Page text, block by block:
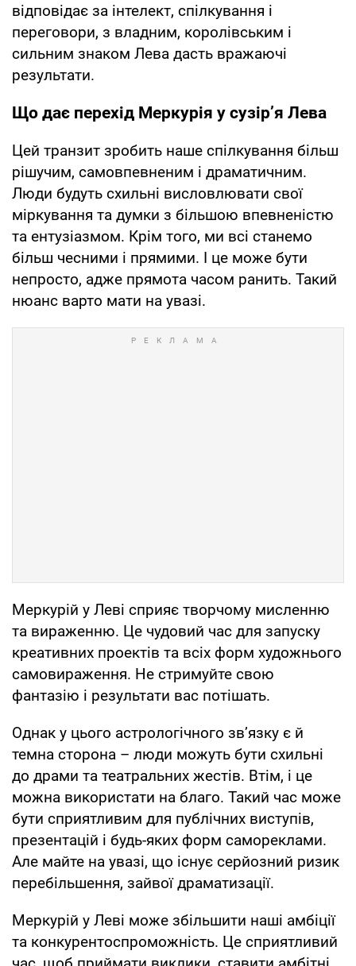
відповідає за інтелект, спілкування і
переговори, з владним, королівським і
сильним знаком Лева дасть вражаючі
результати.
Що дає перехід Меркурія у сузір’я Лева
Цей транзит зробить наше спілкування більш
рішучим, самовпевненим і драматичним.
Люди будуть схильні висловлювати свої
міркування та думки з більшою впевненістю
та ентузіазмом. Крім того, ми всі станемо
більш чесними і прямими. І це може бути
непросто, адже прямота часом ранить. Такий
нюанс варто мати на увазі.
Меркурій у Леві сприяє творчому мисленню
та вираженню. Це чудовий час для запуску
креативних проектів та всіх форм художнього
самовираження. Не стримуйте свою
фантазію і результати вас потішать.
Однак у цього астрологічного зв’язку є й
темна сторона – люди можуть бути схильні
до драми та театральних жестів. Втім, і це
можна використати на благо. Такий час може
бути сприятливим для публічних виступів,
презентацій і будь-яких форм самореклами.
Але майте на увазі, що існує серйозний ризик
перебільшення, зайвої драматизації.
Меркурій у Леві може збільшити наші амбіції
та конкурентоспроможність. Це сприятливий